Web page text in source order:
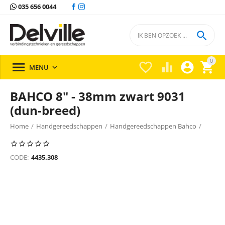
035 656 0044
0


 

 MENU 
BAHCO 8" - 38mm zwart 9031
(dun-breed)
Home / Handgereedschappen / Handgereedschappen Bahco /
CODE: 4435.308